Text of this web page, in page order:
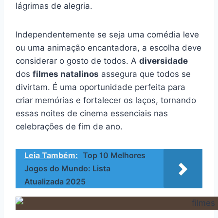
lágrimas de alegria.
Independentemente se seja uma comédia leve
ou uma animação encantadora, a escolha deve
considerar o gosto de todos. A diversidade
dos filmes natalinos assegura que todos se
divirtam. É uma oportunidade perfeita para
criar memórias e fortalecer os laços, tornando
essas noites de cinema essenciais nas
celebrações de fim de ano.
Leia Também: Top 10 Melhores
Jogos do Mundo: Lista
Atualizada 2025